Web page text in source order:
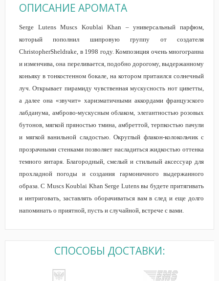
ОПИСАНИЕ АРОМАТА
Serge Lutens Muscs Koublai Khan – универсальный парфюм,
который пополнил шипровую группу от создателя
ChristopherSheldrake, в 1998 году. Композиция очень многогранна
и изменчива, она переливается, подобно дорогому, выдержанному
коньяку в тонкостенном бокале, на котором притаился солнечный
луч. Открывает пирамиду чувственная мускусность нот циветты,
а далее она «звучит» харизматичными аккордами французского
лабданума, амброво-мускусным облаком, элегантностью розовых
бутонов, мягкой пряностью тмина, амбреттой, терпкостью пачули
и мягкой ванильной сладостью. Округлый флакон-колокольчик с
прозрачными стенками позволяет насладиться жидкостью оттенка
темного янтаря. Благородный, смелый и стильный аксессуар для
прохладной погоды и создания гармоничного выдержанного
образа. С Muscs Koublai Khan Serge Lutens вы будете притягивать
и интриговать, заставлять оборачиваться вам в след и еще долго
напоминать о приятной, пусть и случайной, встрече с вами.
СПОСОБЫ ДОСТАВКИ: